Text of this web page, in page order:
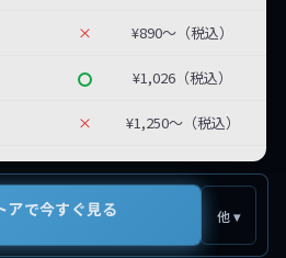
× ¥890〜（税込）
¥1,026（税込）
× ¥1,250〜（税込）
Splash☆Star』は現在、dア
・Amazonプライムビデオ・
アで今すぐ見る 他 ▾